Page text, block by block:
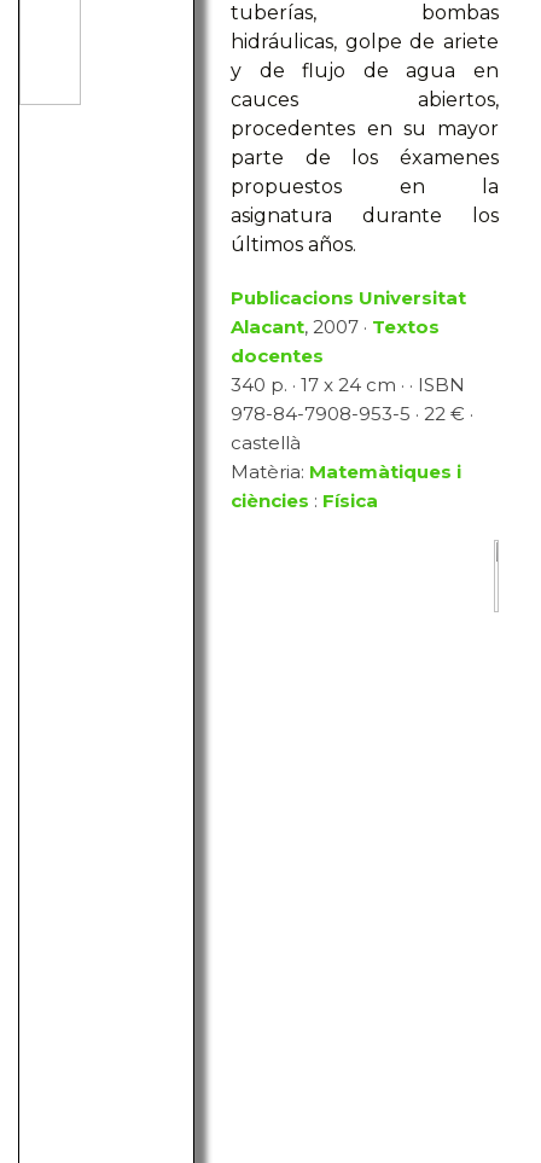
tuberías, bombas
hidráulicas, golpe de ariete
y de flujo de agua en
cauces abiertos,
procedentes en su mayor
parte de los éxamenes
propuestos en la
asignatura durante los
últimos años.
Publicacions Universitat
Alacant, 2007 · Textos
docentes
340 p. · 17 x 24 cm · · ISBN
978-84-7908-953-5 · 22 € ·
castellà
Matèria: Matemàtiques i
ciències : Física